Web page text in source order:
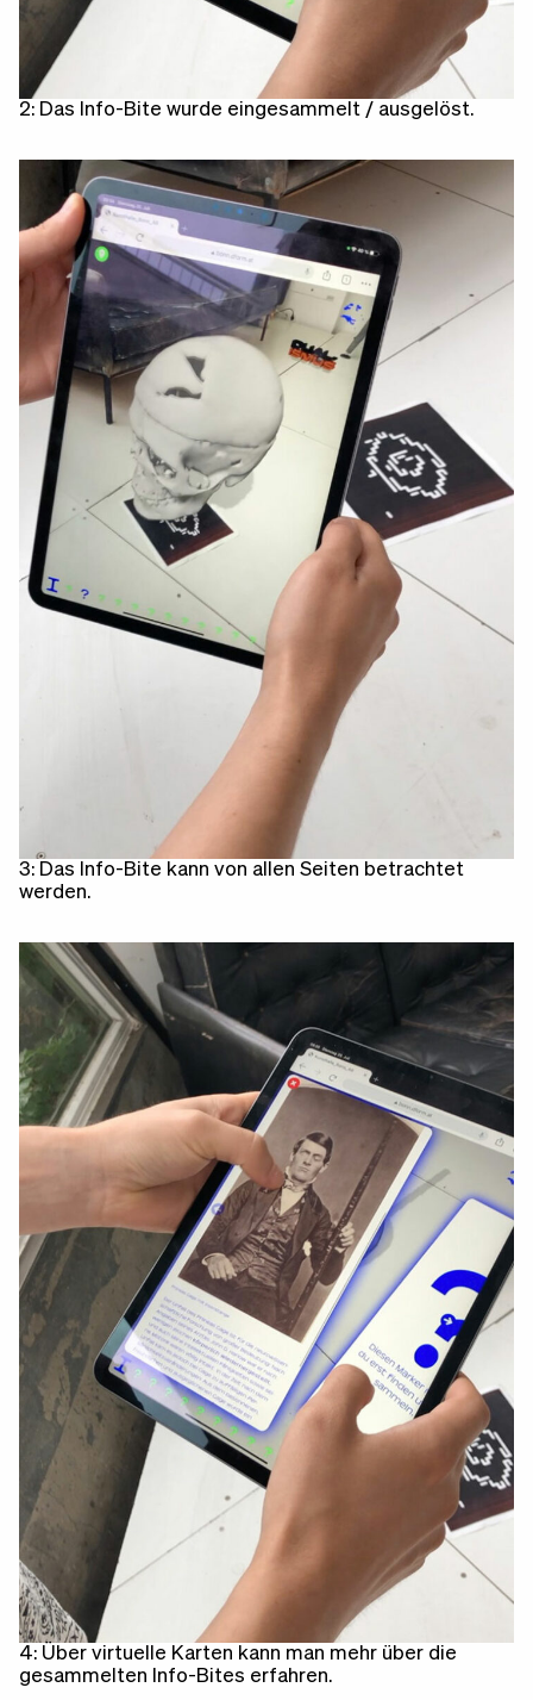
2: Das Info-Bite wurde eingesammelt / ausgelöst.
3: Das Info-Bite kann von allen Seiten betrachtet
werden.
4: Über virtuelle Karten kann man mehr über die
gesammelten Info-Bites erfahren.